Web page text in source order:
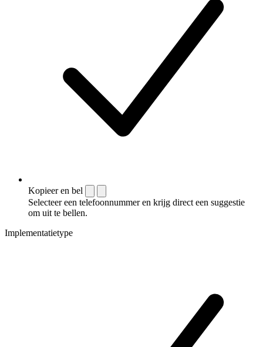
Kopieer en bel
Selecteer een telefoonnummer en krijg direct een suggestie
om uit te bellen.
Implementatietype